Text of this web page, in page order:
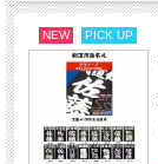
NEW PICK UP